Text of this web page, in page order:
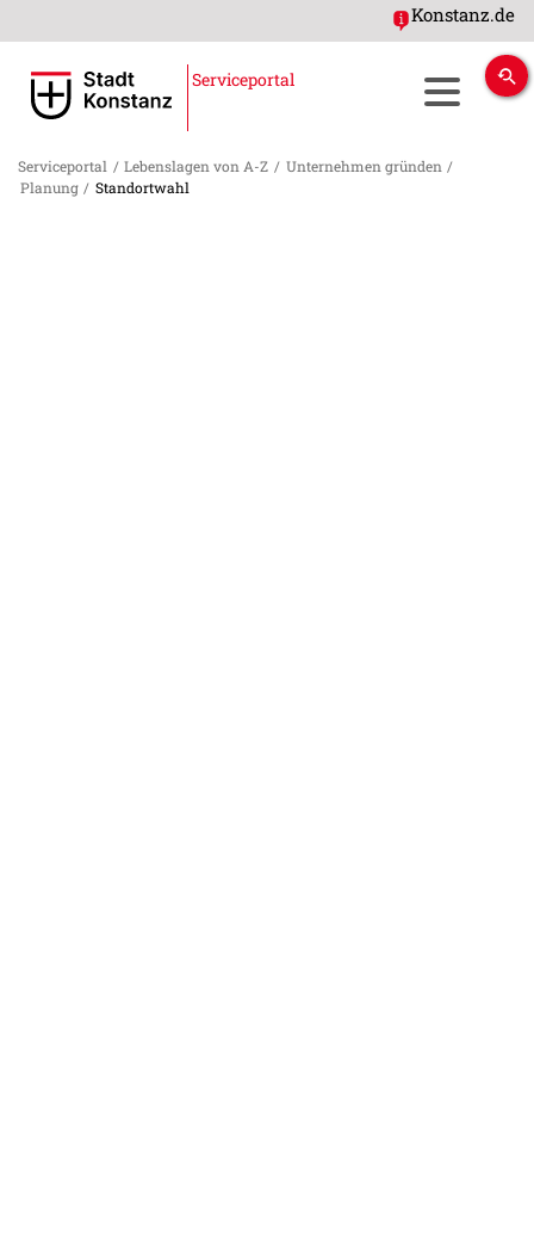
Konstanz.de
Serviceportal
Serviceportal / Lebenslagen von A-Z / Unternehmen gründen /
Planung / Standortwahl